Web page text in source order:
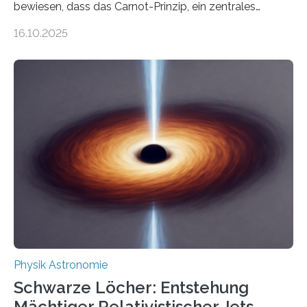
bewiesen, dass das Carnot-Prinzip, ein zentrales
Größenordnung von Atomen gilt, deren physikalische
Quantenmotoren voranbringen. Das
Wissenschaftsjournal Science Advances veröffentlichte
die Herleitung. (DOI: 10.1126/sciadv.adw8462)
Verbrennungsmotoren oder Dampfturbinen sind
Wärmekraftmaschinen: Sie wandeln thermische
Energie in mechanische Bewegung um – oder anders
ausgedrückt, Wärme in Bewegung. In
quantenmechanischen Experimenten ist es in den…
16.10.2025
Physik Astronomie
Schwarze Löcher: Entstehung